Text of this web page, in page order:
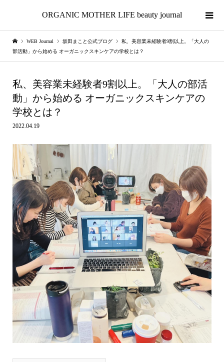
ORGANIC MOTHER LIFE beauty journal
WEB Journal 坂田まこと公式ブログ
私、美容業未経験者9割以上。「大人の
部活動」から始める オーガニックスキンケアの学校とは？
私、美容業未経験者9割以上。「大人の部活
動」から始める オーガニックスキンケアの
学校とは？
2022.04.19